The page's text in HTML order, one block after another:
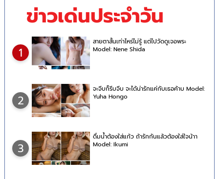
ข่าวเด่นประจำวัน
1
สายตาสั้นเท่าไหร่ไม่รู้ แต่ไปวัดดูเจอพระ
Model: Nene Shida
2
จะจีบก็รีบจีบ จะได้น่ารักแค่กับเธอค้าบ Model:
Yuha Hongo
3
ดื่มน้ำต้องใส่แก้ว ถ้ารักกันแล้วต้องใส่ใจน้าา
Model: Ikumi